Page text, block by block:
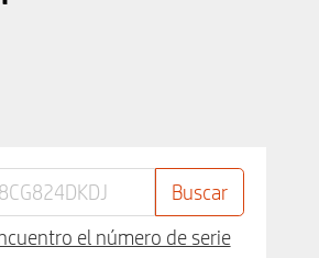
el número de serie